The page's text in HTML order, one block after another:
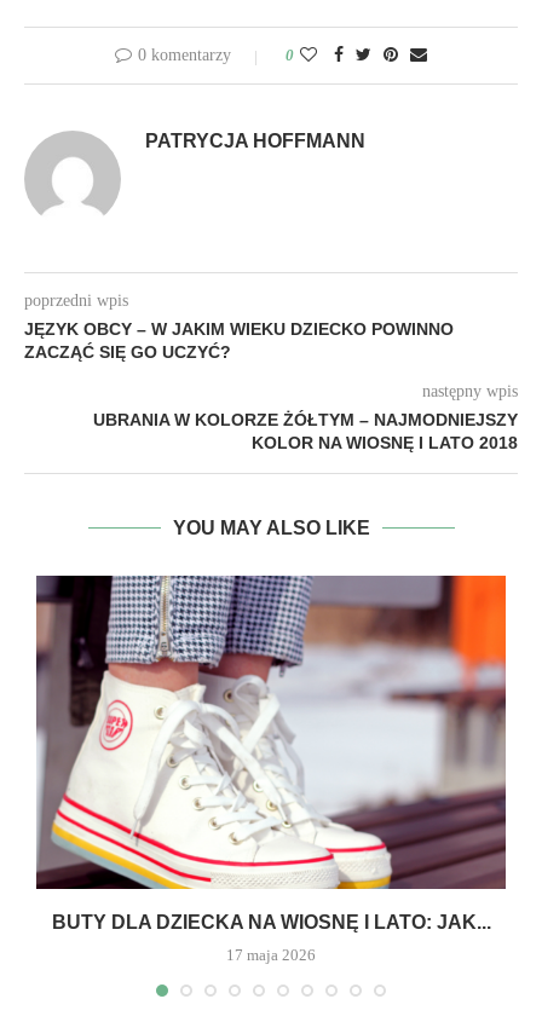
0 komentarzy 0
PATRYCJA HOFFMANN
poprzedni wpis
JĘZYK OBCY – W JAKIM WIEKU DZIECKO POWINNO
ZACZĄĆ SIĘ GO UCZYĆ?
następny wpis
UBRANIA W KOLORZE ŻÓŁTYM – NAJMODNIEJSZY
KOLOR NA WIOSNĘ I LATO 2018
YOU MAY ALSO LIKE
BUTY DLA DZIECKA NA WIOSNĘ I LATO: JAK...
17 maja 2026